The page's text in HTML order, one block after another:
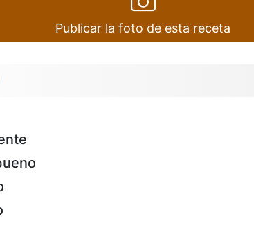
Publicar la foto de esta receta